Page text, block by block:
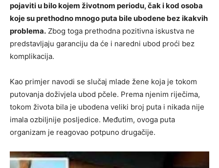
pojaviti u bilo kojem životnom periodu, čak i kod osoba
koje su prethodno mnogo puta bile ubodene bez ikakvih
problema. Zbog toga prethodna pozitivna iskustva ne
predstavljaju garanciju da će i naredni ubod proći bez
komplikacija.
Kao primjer navodi se slučaj mlade žene koja je tokom
putovanja doživjela ubod pčele. Prema njenim riječima,
tokom života bila je ubodena veliki broj puta i nikada nije
imala ozbiljnije posljedice. Međutim, ovoga puta
organizam je reagovao potpuno drugačije.